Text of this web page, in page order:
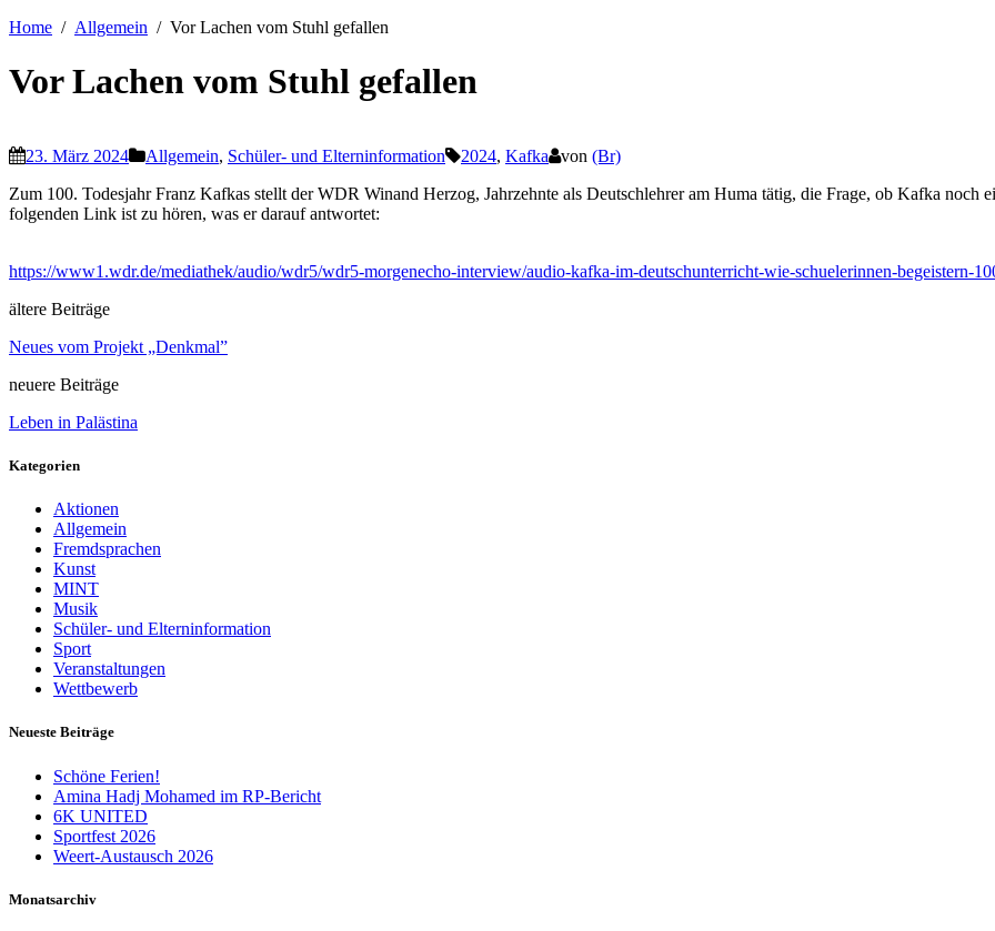
Home
Allgemein Vor Lachen vom Stuhl gefallen
Vor Lachen vom Stuhl gefallen
23. März 2024 Allgemein, Schüler- und Elterninformation 2024, Kafka von (Br)
Zum 100. Todesjahr Franz Kafkas stellt der WDR Winand Herzog, Jahrzehnte als Deutschlehrer am Huma tätig, die Frage, ob Kafka noch
folgenden Link ist zu hören, was er darauf antwortet:
https://www1.wdr.de/mediathek/audio/wdr5/wdr5-morgenecho-interview/audio-kafka-im-deutschunterricht-wie-schuelerinnen-begeistern-
ältere Beiträge
Neues vom Projekt „Denkmal”
neuere Beiträge
Leben in Palästina
Kategorien
Aktionen
Allgemein
Fremdsprachen
Kunst
MINT
Musik
Schüler- und Elterninformation
Sport
Veranstaltungen
Wettbewerb
Neueste Beiträge
Schöne Ferien!
Amina Hadj Mohamed im RP-Bericht
6K UNITED
Sportfest 2026
Weert-Austausch 2026
Monatsarchiv